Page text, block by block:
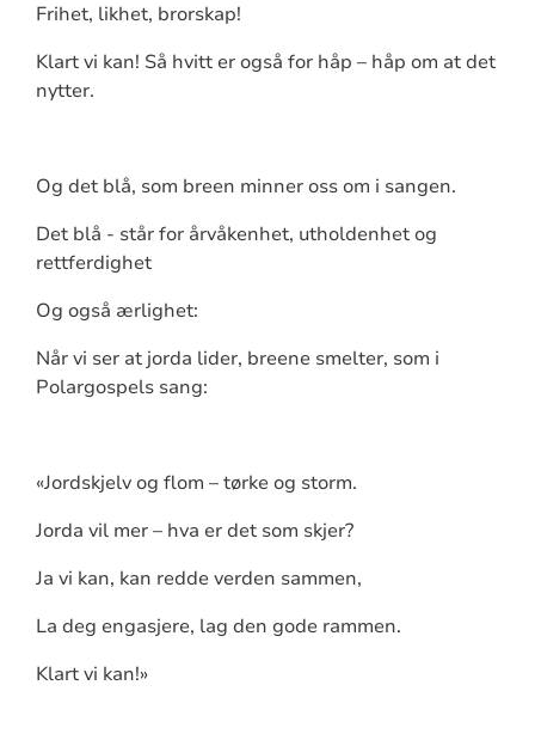
Frihet, likhet, brorskap!
Klart vi kan! Så hvitt er også for håp – håp om at det
nytter.
Og det blå, som breen minner oss om i sangen.
Det blå - står for årvåkenhet, utholdenhet og
rettferdighet
Og også ærlighet:
Når vi ser at jorda lider, breene smelter, som i
Polargospels sang:
«Jordskjelv og flom – tørke og storm.
Jorda vil mer – hva er det som skjer?
Ja vi kan, kan redde verden sammen,
La deg engasjere, lag den gode rammen.
Klart vi kan!»